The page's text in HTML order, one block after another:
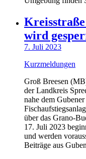
wird
7. Juli 2023
Kurzmeldungen
Groß Breesen
der Landkreis
nahe dem
über das Grano-
17. Juli 2023
und werden
Beiträge aus